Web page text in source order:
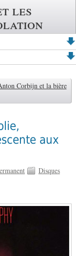
les
Corbijn et la bière
aux
Disques